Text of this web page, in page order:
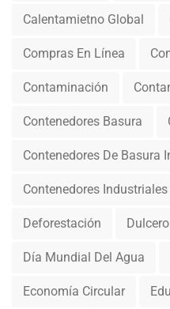
Calentamietno Global
Compras En Línea
Contaminación
Contenedores Basura
Contenedores De Basura
Contenedores Industriales
Deforestación
Día Mundial Del Agua
Economía Circular